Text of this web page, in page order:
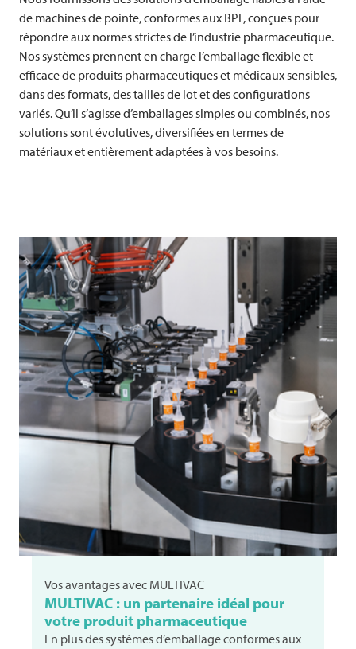
de machines de pointe, conformes aux BPF, conçues pour
répondre aux normes strictes de l’industrie pharmaceutique.
Nos systèmes prennent en charge l’emballage flexible et
efficace de produits pharmaceutiques et médicaux sensibles,
dans des formats, des tailles de lot et des configurations
variés. Qu’il s’agisse d’emballages simples ou combinés, nos
solutions sont évolutives, diversifiées en termes de
matériaux et entièrement adaptées à vos besoins.
Vos avantages avec MULTIVAC
MULTIVAC : un partenaire idéal pour
votre produit pharmaceutique
En plus des systèmes d’emballage conformes aux